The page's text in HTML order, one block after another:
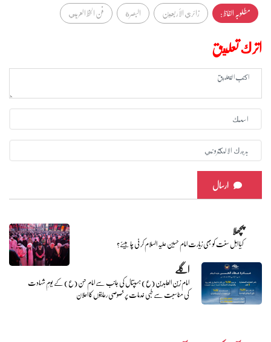
مطلوبہ الفاظ :
زائري الأربعين البصرة فن الخط العربي
اترك تعليق
ارسال
پچھلا
کیا اہل سنت کو بھی زیارت امام حسین علیہ السلام کرنی چاہیئے؟
اگلے
امام زین العابدین (ع) ہسپتال کی جانب سے امام حسن (ع) کے یومِ شہادت
کی مناسبت سے طبی خدمات پر خصوصی رعایتوں کا اعلان